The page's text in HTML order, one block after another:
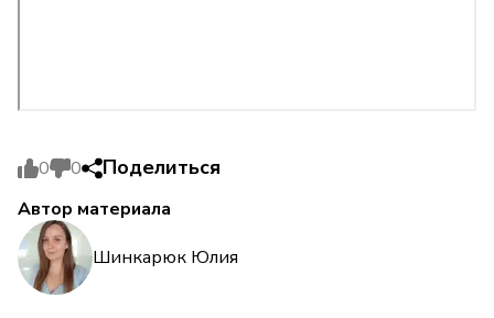
0 0 Поделиться
Автор материала
Шинкарюк Юлия